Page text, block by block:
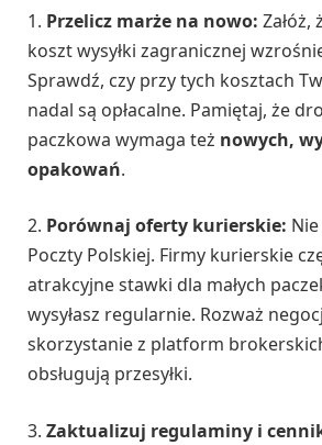
1. Przelicz marże na nowo: Załóż,
koszt wysyłki zagranicznej
Sprawdź, czy przy tych kosztach
nadal są opłacalne. Pamiętaj, że
paczkowa wymaga też nowych,
opakowań.
2. Porównaj oferty kurierskie:
Poczty Polskiej. Firmy kurierskie
atrakcyjne stawki dla małych
wysyłasz regularnie. Rozważ
skorzystanie z platform
obsługują przesyłki.
3. Zaktualizuj regulaminy i